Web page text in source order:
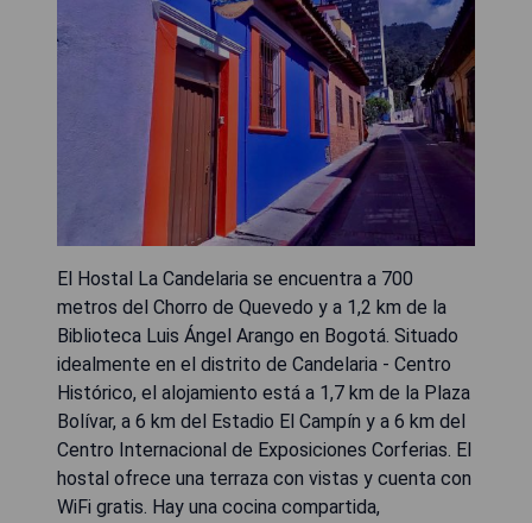
El Hostal La Candelaria se encuentra a 700
metros del Chorro de Quevedo y a 1,2 km de la
Biblioteca Luis Ángel Arango en Bogotá. Situado
idealmente en el distrito de Candelaria - Centro
Histórico, el alojamiento está a 1,7 km de la Plaza
Bolívar, a 6 km del Estadio El Campín y a 6 km del
Centro Internacional de Exposiciones Corferias. El
hostal ofrece una terraza con vistas y cuenta con
WiFi gratis. Hay una cocina compartida,